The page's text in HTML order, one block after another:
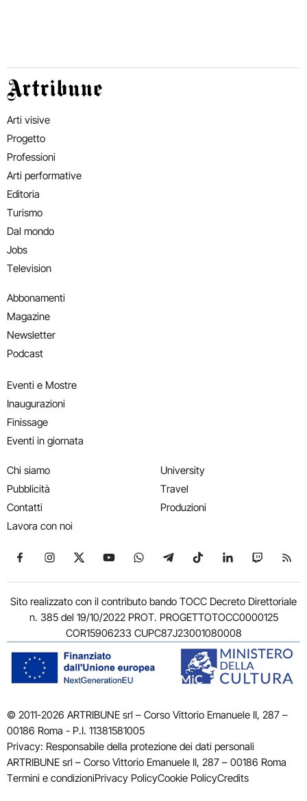
Artribune
Arti visive
Progetto
Professioni
Arti performative
Editoria
Turismo
Dal mondo
Jobs
Television
Abbonamenti
Magazine
Newsletter
Podcast
Eventi e Mostre
Inaugurazioni
Finissage
Eventi in giornata
Chi siamo
Pubblicità
Contatti
Lavora con noi
University
Travel
Produzioni
Seguici su Facebook
Seguici su Instagram
Seguici su X
Seguici su YouTube
Seguici su WhatsApp
Seguici su Telegram
Seguici su TikTok
Seguici su
Seguici
Sito realizzato con il contributo bando TOCC Decreto Direttoriale
n. 385 del 19/10/2022 PROT. PROGETTOTOCC0000125
COR15906233 CUPC87J23001080008
© 2011-2026 ARTRIBUNE srl – Corso Vittorio Emanuele II, 287 –
00186 Roma - P.I. 11381581005
Privacy: Responsabile della protezione dei dati personali
ARTRIBUNE srl – Corso Vittorio Emanuele II, 287 – 00186 Roma
Termini e condizioniPrivacy PolicyCookie PolicyCredits